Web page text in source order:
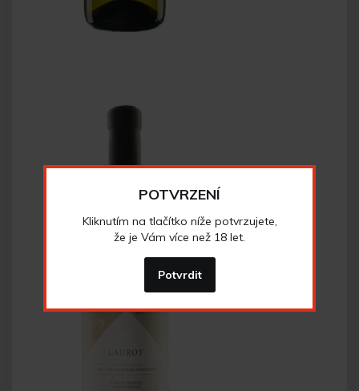
POTVRZENÍ
Kliknutím na tlačítko níže potvrzujete,
že je Vám více než 18 let.
Potvrdit